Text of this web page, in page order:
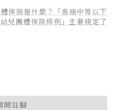
保險是什麼？「高級中等以下
兒團體保險條例」主要規定了
開註腳